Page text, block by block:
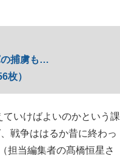
の捕虜も…
枚）
ていけばよいのかという課
戦争ははるか昔に終わっ
担当編集者の髙橋恒星さ